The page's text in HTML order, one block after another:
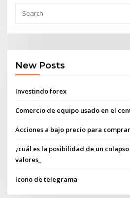
New Posts
Investindo forex
Comercio de equipo usado en el
Acciones a bajo precio para
¿cuál es la posibilidad de un
valores_
Icono de telegrama